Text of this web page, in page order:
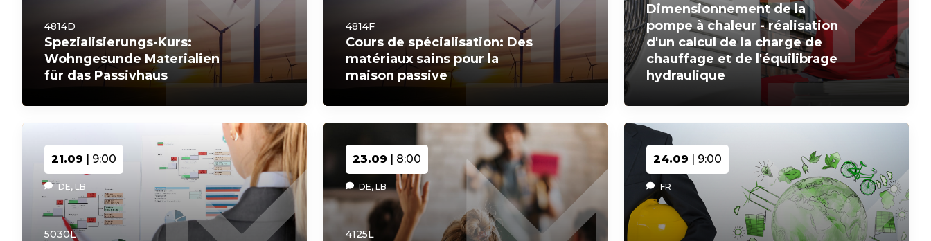
4814D
Spezialisierungs-Kurs:
Wohngesunde Materialien
für das Passivhaus
4814F
Cours de spécialisation: Des
matériaux sains pour la
maison passive
Dimensionnement de la
pompe à chaleur - réalisation
d'un calcul de la charge de
chauffage et de l'équilibrage
hydraulique
21.09 | 9:00
DE, LB
5030L
23.09 | 8:00
DE, LB
4125L
24.09 | 9:00
FR